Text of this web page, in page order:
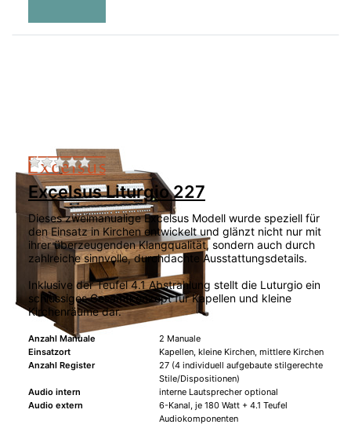
Zu diesem Produkt liegen noch keine
Excelsus Liturgio 227
Dieses zweimanualige Excelsus Modell wurde speziell für
den Einsatz in Kirchen entwickelt und glänzt nicht nur mit
ihrer überzeugenden Klangqualität, sondern auch durch
zahlreiche sinnvolle, durchdachte Ausstattungsdetails.
Inklusive der Teufel 4.1 Abstrahlung stellt die Luturgio ein
schlüssiges Gesamtkonzept für Kapellen und kleine
Kirchenräume dar.
Anzahl Manuale
2 Manuale
Einsatzort
Kapellen, kleine Kirchen, mittlere Kirchen
Anzahl Register
27 (4 individuell aufgebaute stilgerechte
Stile/Dispositionen)
Audio intern
interne Lautsprecher optional
Audio extern
6-Kanal, je 180 Watt + 4.1 Teufel
Audiokomponenten